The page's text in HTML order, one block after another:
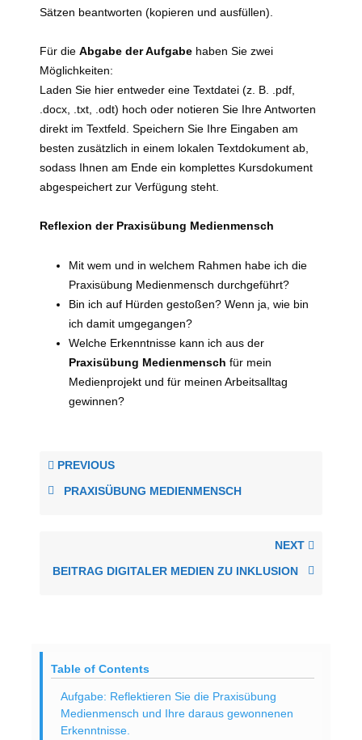
Sätzen beantworten (kopieren und ausfüllen).
Für die Abgabe der Aufgabe haben Sie zwei
Möglichkeiten:
Laden Sie hier entweder eine Textdatei (z. B. .pdf,
.docx, .txt, .odt) hoch oder notieren Sie Ihre Antworten
direkt im Textfeld. Speichern Sie Ihre Eingaben am
besten zusätzlich in einem lokalen Textdokument ab,
sodass Ihnen am Ende ein komplettes Kursdokument
abgespeichert zur Verfügung steht.
Reflexion der Praxisübung Medienmensch
Mit wem und in welchem Rahmen habe ich die
Praxisübung Medienmensch durchgeführt?
Bin ich auf Hürden gestoßen? Wenn ja, wie bin
ich damit umgegangen?
Welche Erkenntnisse kann ich aus der
Praxisübung Medienmensch für mein
Medienprojekt und für meinen Arbeitsalltag
gewinnen?
PREVIOUS
PRAXISÜBUNG MEDIENMENSCH
NEXT
BEITRAG DIGITALER MEDIEN ZU INKLUSION
Table of Contents
Aufgabe: Reflektieren Sie die Praxisübung
Medienmensch und Ihre daraus gewonnenen
Erkenntnisse.